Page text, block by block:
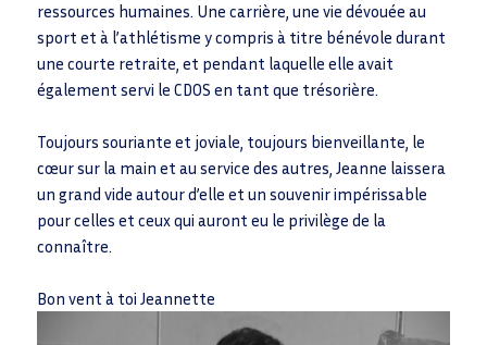
ressources humaines. Une carrière, une vie dévouée au
sport et à l’athlétisme y compris à titre bénévole durant
une courte retraite, et pendant laquelle elle avait
également servi le CDOS en tant que trésorière.
Toujours souriante et joviale, toujours bienveillante, le
cœur sur la main et au service des autres, Jeanne laissera
un grand vide autour d’elle et un souvenir impérissable
pour celles et ceux qui auront eu le privilège de la
connaître.
Bon vent à toi Jeannette